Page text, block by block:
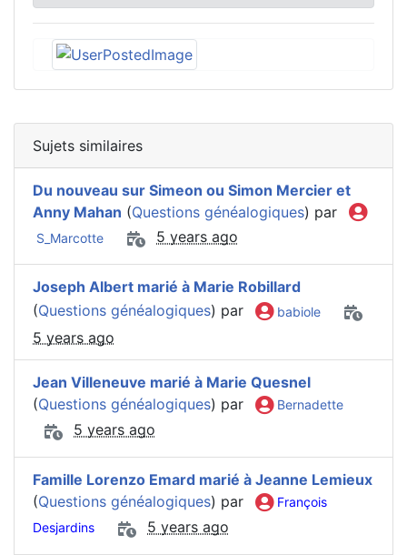
Sujets similaires
Du nouveau sur Simeon ou Simon Mercier et
Anny Mahan (Questions généalogiques) par
S_Marcotte 5 years ago
Joseph Albert marié à Marie Robillard
(Questions généalogiques) par babiole
5 years ago
Jean Villeneuve marié à Marie Quesnel
(Questions généalogiques) par Bernadette
5 years ago
Famille Lorenzo Emard marié à Jeanne Lemieux
(Questions généalogiques) par
François
Desjardins
5 years ago